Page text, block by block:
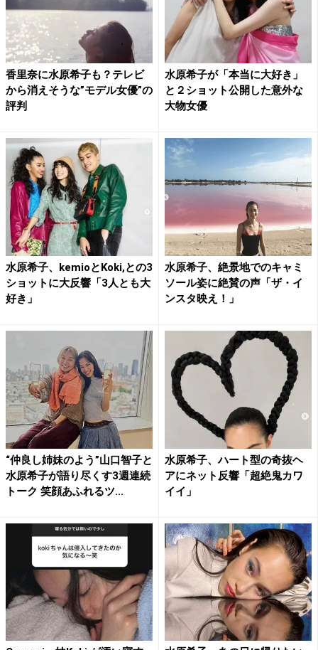
香里奈に水原希子も？テレビ
から消えそうな”モデル女優”の
評判
水原希子が「本当に大好き」
と２ショット公開した意外な
大物女優
水原希子、kemioとKoki,との3
ショットに大反響「3人とも大
好き」
水原希子、絶景地でのキャミ
ソール姿に絶賛の声「ザ・イ
ンスタ映え！」
“仲良し姉妹のよう”山口智子と
水原希子が語り尽くす3週連続
トーク 笑顔あふれるツ...
水原希子、ハート型の奇抜ヘ
アにネット反響「超絶鬼カワ
イイ」